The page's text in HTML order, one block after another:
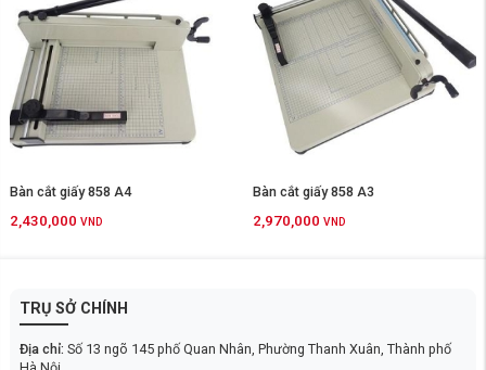
Bàn cắt giấy 858 A4
2,430,000 VND
Bàn cắt giấy 858 A3
2,970,000 VND
TRỤ SỞ CHÍNH
Địa chỉ: Số 13 ngõ 145 phố Quan Nhân, Phường Thanh Xuân, Thành phố